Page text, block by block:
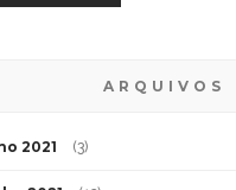
ARQUIVOS
2021 (3)